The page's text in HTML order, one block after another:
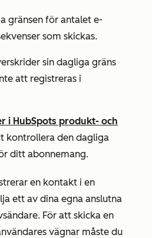
gränsen för antalet e-
som skickas.
sin dagliga gräns
att registreras i
i HubSpots produkt- och
kontrollera den dagliga
ditt abonnemang.
en kontakt i en
ett av dina egna anslutna
För att skicka en
vägnar måste du